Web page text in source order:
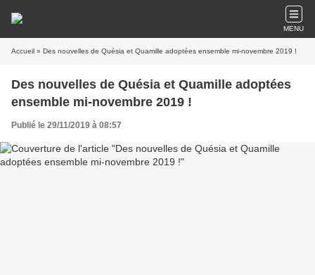
MENU
Accueil » Des nouvelles de Quésia et Quamille adoptées ensemble mi-novembre 2019 !
Des nouvelles de Quésia et Quamille adoptées
ensemble mi-novembre 2019 !
Publié le 29/11/2019 à 08:57